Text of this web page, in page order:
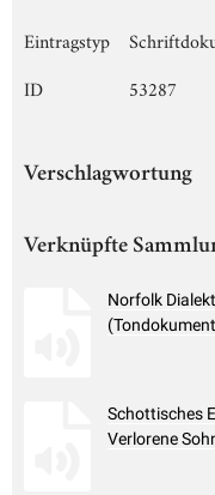
Eintragstyp
ID
53287
Verschlagwortung
Verknüpfte
Norfolk
Schottisches
Verlorene